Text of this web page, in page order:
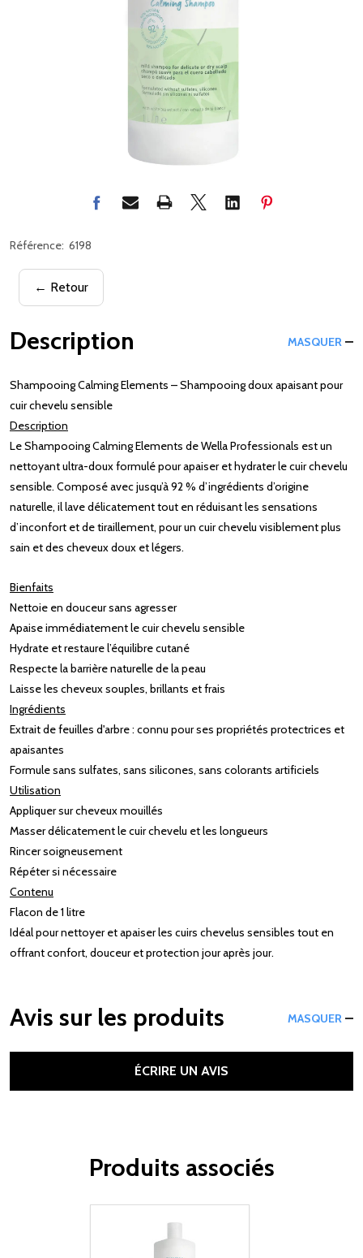
Référence: 6198
← Retour
Description MASQUER
Shampooing Calming Elements – Shampooing doux apaisant pour
cuir chevelu sensible
Description
Le Shampooing Calming Elements de Wella Professionals est un
nettoyant ultra-doux formulé pour apaiser et hydrater le cuir chevelu
sensible. Composé avec jusqu’à 92 % d’ingrédients d’origine
naturelle, il lave délicatement tout en réduisant les sensations
d’inconfort et de tiraillement, pour un cuir chevelu visiblement plus
sain et des cheveux doux et légers.
Bienfaits
Nettoie en douceur sans agresser
Apaise immédiatement le cuir chevelu sensible
Hydrate et restaure l’équilibre cutané
Respecte la barrière naturelle de la peau
Laisse les cheveux souples, brillants et frais
Ingrédients
Extrait de feuilles d'arbre : connu pour ses propriétés protectrices et
apaisantes
Formule sans sulfates, sans silicones, sans colorants artificiels
Utilisation
Appliquer sur cheveux mouillés
Masser délicatement le cuir chevelu et les longueurs
Rincer soigneusement
Répéter si nécessaire
Contenu
Flacon de 1 litre
Idéal pour nettoyer et apaiser les cuirs chevelus sensibles tout en
offrant confort, douceur et protection jour après jour.
Avis sur les produits MASQUER
ÉCRIRE UN AVIS
Produits associés